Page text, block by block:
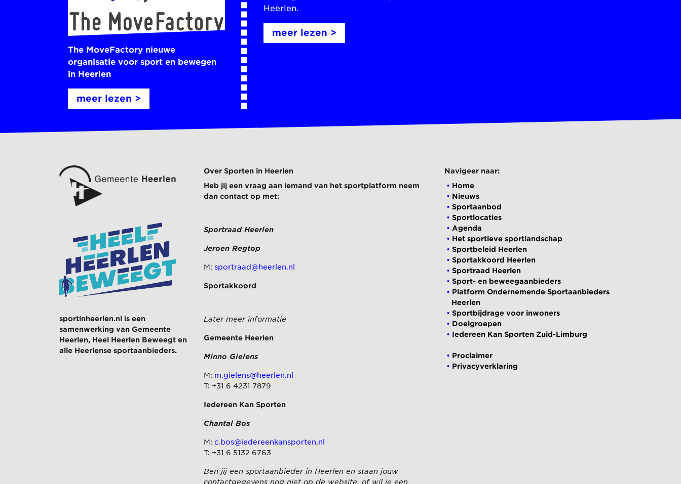
The MoveFactory nieuwe
organisatie voor sport en bewegen
in Heerlen
meer lezen >
Heerlen.
meer lezen >
sportinheerlen.nl is een
samenwerking van Gemeente
Heerlen, Heel Heerlen Beweegt en
alle Heerlense sportaanbieders.
Over Sporten in Heerlen
Heb jij een vraag aan iemand van het sportplatform neem
dan contact op met:
Sportraad Heerlen
Jeroen Regtop
M: sportraad@heerlen.nl
Sportakkoord
Later meer informatie
Gemeente Heerlen
Minno Gielens
M: m.gielens@heerlen.nl
T: +31 6 4231 7879
Iedereen Kan Sporten
Chantal Bos
M: c.bos@iedereenkansporten.nl
T: +31 6 5132 6763
Ben jij een sportaanbieder in Heerlen en staan jouw
contactgegevens nog niet op de website, of wil je een
Navigeer naar:
Home
Nieuws
Sportaanbod
Sportlocaties
Agenda
Het sportieve sportlandschap
Sportbeleid Heerlen
Sportakkoord Heerlen
Sportraad Heerlen
Sport- en beweegaanbieders
Platform Ondernemende Sportaanbieders
Heerlen
Sportbijdrage voor inwoners
Doelgroepen
Iedereen Kan Sporten Zuid-Limburg
Proclaimer
Privacyverklaring